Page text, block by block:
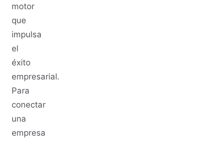
motor
que
impulsa
el
éxito
empresarial.
Para
conectar
una
empresa